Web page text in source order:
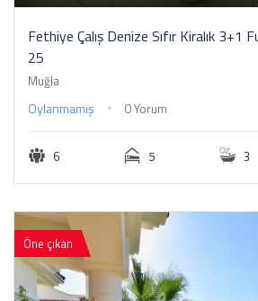
Fethiye Çalış Denize Sıfır Kiralık 3+1
25
Muğla
Oylanmamış 0 Yorum
6 5 3
Öne çıkan